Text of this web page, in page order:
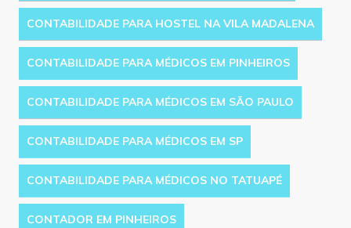
CONTABILIDADE PARA HOSTEL NA VILA MADALENA
CONTABILIDADE PARA MÉDICOS EM PINHEIROS
CONTABILIDADE PARA MÉDICOS EM SÃO PAULO
CONTABILIDADE PARA MÉDICOS EM SP
CONTABILIDADE PARA MÉDICOS NO TATUAPÉ
CONTADOR EM PINHEIROS